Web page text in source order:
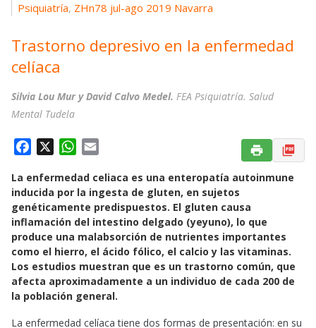
Psiquiatría, ZHn78 jul-ago 2019 Navarra
Trastorno depresivo en la enfermedad
celíaca
Silvia Lou Mur y David Calvo Medel. FEA Psiquiatría. Salud
Mental Tudela
c
e
b
o
o
k
W
a
t
s
A
p
p
a
i
l
La enfermedad celiaca es una enteropatía autoinmune
inducida por la ingesta de gluten, en sujetos
genéticamente predispuestos. El gluten causa
inflamación del intestino delgado (yeyuno), lo que
produce una malabsorción de nutrientes importantes
como el hierro, el ácido fólico, el calcio y las vitaminas.
Los estudios muestran que es un trastorno común, que
afecta aproximadamente a un individuo de cada 200 de
la población general.
La enfermedad celíaca tiene dos formas de presentación: en su